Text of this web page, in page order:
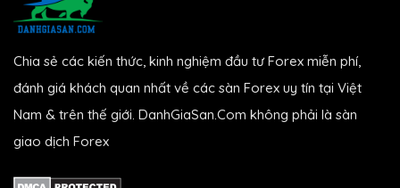
Chia sẻ các kiến thức, kinh nghiệm đầu tư Forex miễn phí,
đánh giá khách quan nhất về các sàn Forex uy tín tại Việt
Nam & trên thế giới. DanhGiaSan.Com không phải là sàn
giao dịch Forex